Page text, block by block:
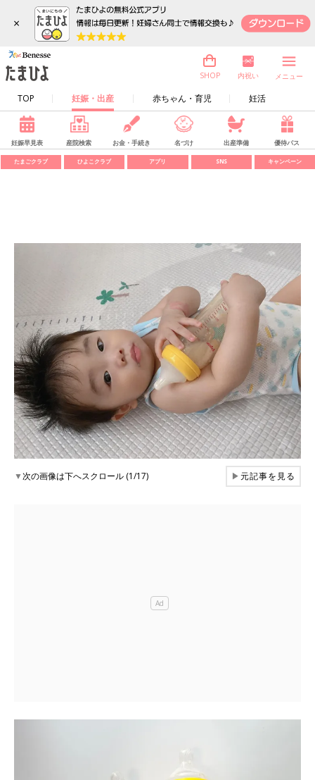
×
TOP 妊娠・出産 赤ちゃん・育児 妊活
SHOP 内祝い メニュー
妊娠早見表 産院検索 お金・手続き 名づけ 出産準備 優待パス
たまごクラブ ひよこクラブ アプリ SNS キャンペーン
▼次の画像は下へスクロール (1/17) ▶元記事を見る